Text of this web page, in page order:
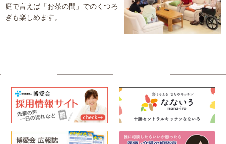
庭で言えば「お茶の間」でのくつろ
ぎも楽しめます。